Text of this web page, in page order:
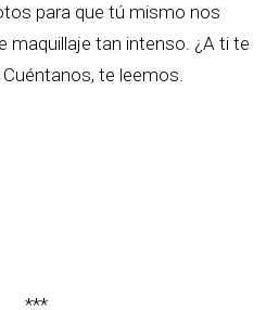
para que tú mismo nos
maquillaje tan intenso. ¿A ti te
te leemos.
***